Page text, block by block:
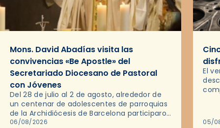
Mons. David Abadías visita las
convivencias «Be Apostle» del
Secretariado Diocesano de Pastoral
con Jóvenes
Del 28 de julio al 2 de agosto, alrededor de
un centenar de adolescentes de parroquias
de la Archidiócesis de Barcelona participaron
en las convivencias Be Apostle, organizadas
06/08/2026
El
05/